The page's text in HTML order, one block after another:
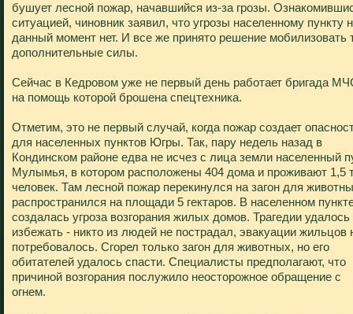
бушует лесной пожар, начавшийся из-за грозы.
ситуацией, чиновник заявил, что угрозы населенному пункту
данный момент нет. И все же принято решение мобилизовать
дополнительные силы.
Сейчас в Кедровом уже не первый день работает бригада
на помощь которой брошена спецтехника.
Отметим, это не первый случай, когда пожар создает
для населенных пунктов Югры. Так, пару недель назад в
Кондинском районе едва не исчез с лица земли населенный
Мулымья, в котором расположены 404 дома и проживают 1,5
человек. Там лесной пожар перекинулся на загон для
распространился на площади 5 гектаров. В населенном
создалась угроза возгорания жилых домов. Трагедии удалось
избежать - никто из людей не пострадал, эвакуации жильцов
потребовалось. Сгорел только загон для животных, но его
обитателей удалось спасти. Специалисты предполагают, что
причиной возгорания послужило неосторожное обращение с
огнем.